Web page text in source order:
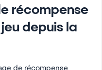
récompense
depuis la
de récompense